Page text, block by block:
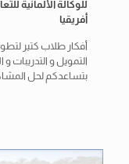
أفريقيا
أفكار طلاب كتير
التمويل و
بتساعدكم لحل